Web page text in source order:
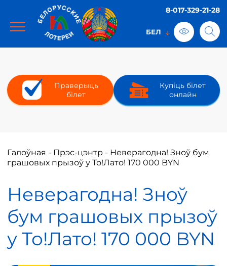
8-017-329-21-28
Праверыць
білет
Купіць білет
онлайн
Галоўная - Прэс-цэнтр - Неверагодна! Зноў бум
грашовых прызоў у То!Лато! 170 000 BYN
Неверагодна! Зноў
бум грашовых прызоў
у То!Лато! 170 000 BYN